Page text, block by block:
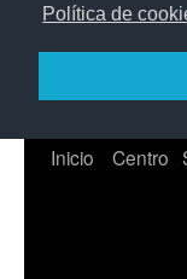
Política de
Saltar
Inicio Centro